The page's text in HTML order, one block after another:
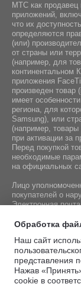
МТС как продавец
приложений,
что их
определяются
(или)
от страны или
(например, для
континентальном
приложения
произведен
имеет
региона, для
Samsung), или
(например,
при активации за
Перед покупкой
необходимые
на официальных
Лицо
покупателей о
Электронная
Номер телефона
регистрации
уполномоченных
+375 17 215-14-65
Обработка
Наш сайт
представления
Нажав
cookie в